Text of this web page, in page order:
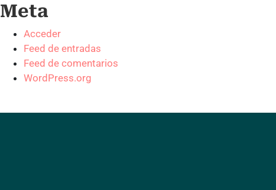
Meta
Acceder
Feed de entradas
Feed de comentarios
WordPress.org